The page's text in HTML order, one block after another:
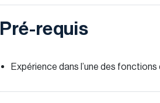
Pré-requis
Expérience dans l’une des fonctions